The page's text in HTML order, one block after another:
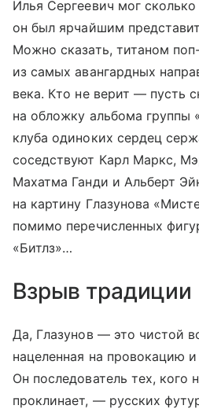
Илья Сергеевич мог
он был ярчайшим
Можно сказать, титаном
из самых авангардных
века. Кто не верит — пусть
на обложку альбома группы
клуба одиноких сердец
соседствуют Карл Маркс,
Махатма Ганди и Альберт
на картину Глазунова
помимо перечисленных
«Битлз»…
Взрыв традиции
Да, Глазунов — это чистой
нацеленная на провокацию и
Он последователь тех, кого
проклинает, — русских